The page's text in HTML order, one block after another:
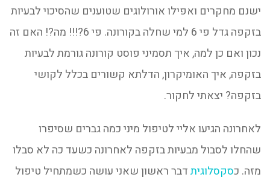
ישנם מחקרים ואפילו אורולוגים שטוענים שהסיכוי לבעיות
בזקפה גדל פי 6 למי שחלה בקורונה. פי 6?!!! מה?! האם זה
נכון ואם כן למה, איך תסמיני פוסט קורונה גורמת לבעיות
בזקפה, איך האומיקרון, הדלתא קשורים בכלל לקושי
בזקפה? יצאתי לחקור.
לאחרונה הגיעו אליי לטיפול מיני כמה גברים שסיפרו
שהחלו לסבול מבעיות בזקפה לאחרונה כשעד כה לא סבלו
מזה. כסקסלוגיתדבר ראשון שאני עושה כשמתחיל טיפול